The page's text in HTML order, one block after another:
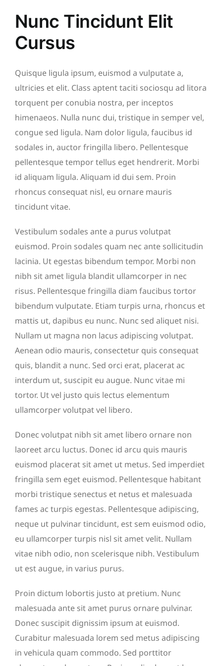
Nunc Tincidunt Elit
Cursus
Quisque ligula ipsum, euismod a vulputate a,
ultricies et elit. Class aptent taciti sociosqu ad litora
torquent per conubia nostra, per inceptos
himenaeos. Nulla nunc dui, tristique in semper vel,
congue sed ligula. Nam dolor ligula, faucibus id
sodales in, auctor fringilla libero. Pellentesque
pellentesque tempor tellus eget hendrerit. Morbi
id aliquam ligula. Aliquam id dui sem. Proin
rhoncus consequat nisl, eu ornare mauris
tincidunt vitae.
Vestibulum sodales ante a purus volutpat
euismod. Proin sodales quam nec ante sollicitudin
lacinia. Ut egestas bibendum tempor. Morbi non
nibh sit amet ligula blandit ullamcorper in nec
risus. Pellentesque fringilla diam faucibus tortor
bibendum vulputate. Etiam turpis urna, rhoncus et
mattis ut, dapibus eu nunc. Nunc sed aliquet nisi.
Nullam ut magna non lacus adipiscing volutpat.
Aenean odio mauris, consectetur quis consequat
quis, blandit a nunc. Sed orci erat, placerat ac
interdum ut, suscipit eu augue. Nunc vitae mi
tortor. Ut vel justo quis lectus elementum
ullamcorper volutpat vel libero.
Donec volutpat nibh sit amet libero ornare non
laoreet arcu luctus. Donec id arcu quis mauris
euismod placerat sit amet ut metus. Sed imperdiet
fringilla sem eget euismod. Pellentesque habitant
morbi tristique senectus et netus et malesuada
fames ac turpis egestas. Pellentesque adipiscing,
neque ut pulvinar tincidunt, est sem euismod odio,
eu ullamcorper turpis nisl sit amet velit. Nullam
vitae nibh odio, non scelerisque nibh. Vestibulum
ut est augue, in varius purus.
Proin dictum lobortis justo at pretium. Nunc
malesuada ante sit amet purus ornare pulvinar.
Donec suscipit dignissim ipsum at euismod.
Curabitur malesuada lorem sed metus adipiscing
in vehicula quam commodo. Sed porttitor